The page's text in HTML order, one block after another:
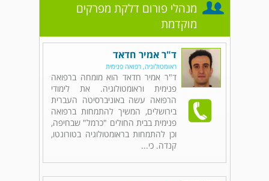
מנהלי פורום דלקת מפרקים
מוקדמת
ד"ר אמיר חדאד
ראומטולוגיה, רפואה פנימית
ד"ר אמיר חדאד הוא מומחה ברפואה
פנימית וראומטולוגיה. את לימודי
הרפואה עשה באוניברסיטה העברית
בירושלים, המשיך להתמחות ברפואה
פנימית בבית החולים "כרמל" שבחיפה,
וכן להתמחות בראומטולוגיה בטורונטו,
קנדה. כי...